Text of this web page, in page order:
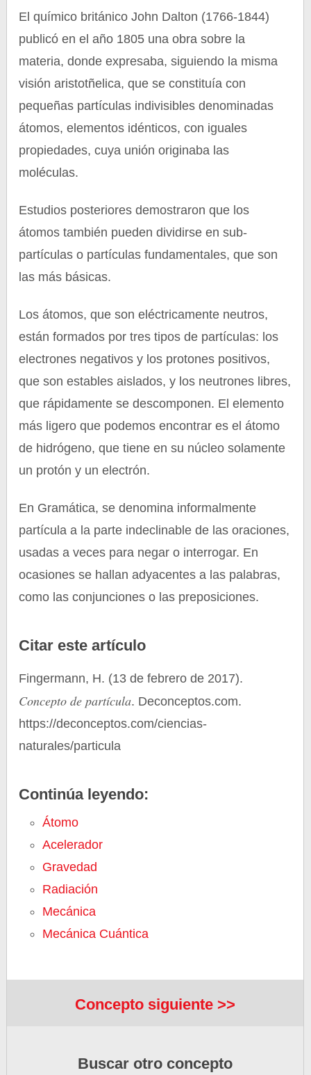
El químico británico John Dalton (1766-1844)
publicó en el año 1805 una obra sobre la
materia, donde expresaba, siguiendo la misma
visión aristotñelica, que se constituía con
pequeñas partículas indivisibles denominadas
átomos, elementos idénticos, con iguales
propiedades, cuya unión originaba las
moléculas.
Estudios posteriores demostraron que los
átomos también pueden dividirse en sub-
partículas o partículas fundamentales, que son
las más básicas.
Los átomos, que son eléctricamente neutros,
están formados por tres tipos de partículas: los
electrones negativos y los protones positivos,
que son estables aislados, y los neutrones libres,
que rápidamente se descomponen. El elemento
más ligero que podemos encontrar es el átomo
de hidrógeno, que tiene en su núcleo solamente
un protón y un electrón.
En Gramática, se denomina informalmente
partícula a la parte indeclinable de las oraciones,
usadas a veces para negar o interrogar. En
ocasiones se hallan adyacentes a las palabras,
como las conjunciones o las preposiciones.
Citar este artículo
Fingermann, H. (13 de febrero de 2017).
Concepto de partícula. Deconceptos.com.
https://deconceptos.com/ciencias-
naturales/particula
Continúa leyendo:
Átomo
Acelerador
Gravedad
Radiación
Mecánica
Mecánica Cuántica
Concepto siguiente >>
Buscar otro concepto